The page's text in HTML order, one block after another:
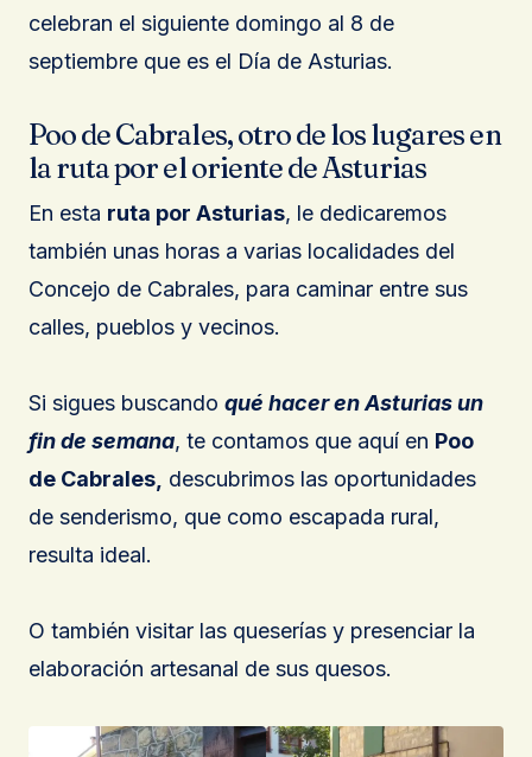
celebran el siguiente domingo al 8 de
septiembre que es el Día de Asturias.
Poo de Cabrales, otro de los lugares en
la ruta por el oriente de Asturias
En esta ruta por Asturias, le dedicaremos
también unas horas a varias localidades del
Concejo de Cabrales, para caminar entre sus
calles, pueblos y vecinos.
Si sigues buscando qué hacer en Asturias un
fin de semana, te contamos que aquí en Poo
de Cabrales, descubrimos las oportunidades
de senderismo, que como escapada rural,
resulta ideal.
O también visitar las queserías y presenciar la
elaboración artesanal de sus quesos.